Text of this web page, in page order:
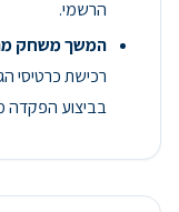
הרשמי.
המשך משחק
רכישת כרטיסי
בביצוע הפקדה